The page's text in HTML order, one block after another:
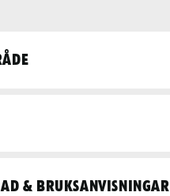
& bruksanvisningar